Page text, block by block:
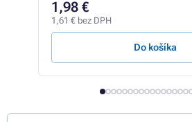
1,98 €
1,61 € bez DPH
Do košíka